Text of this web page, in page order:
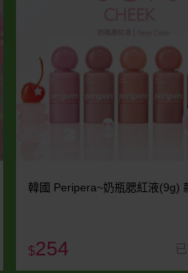
韓國 Peripera~奶瓶腮紅液(9g)
$254